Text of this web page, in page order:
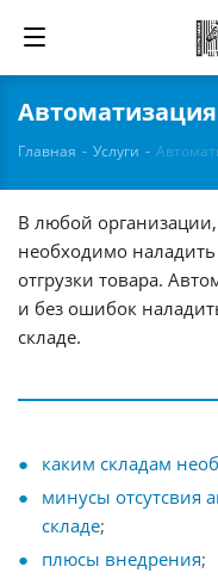
Автоматизация
Главная - Услуги -
В любой
необходимо
отгрузки товара.
и без ошибок
складе.
каким складам
минусы отсутсвия
складе;
плюсы внедрения;